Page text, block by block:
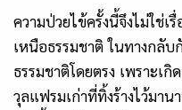
ความป่วยไข้ครั้งนี้จึงไม่ใช่เ
เหนือธรรมชาติ ในทางกลั
ธรรมชาติโดยตรง เพราะเ
วุลแฟรมเก่าที่ทิ้งร้างไว้มา